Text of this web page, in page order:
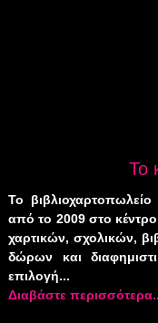
Το
Το
από το 2009 στο
χαρτικών, σχολικών,
δώρων και
επιλογή...
Διαβάστε